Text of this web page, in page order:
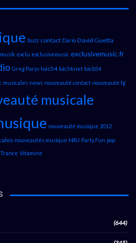
buzz contact Dario David Guetta
exclu exclusivemusic exclusivemusic.fr
Greg Parys loic54 loic54.net loicb54
musicales news nouveauté contact nouveauté fg
musicale
nouveauté musique 2012
nouveautés musique NRJ Party Fun pop
Trance Vitamine
(644)